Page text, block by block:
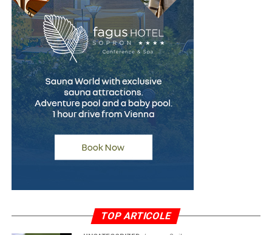
(Advertoriale)
TOP ARTICOLE